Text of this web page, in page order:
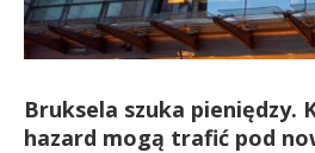
Bruksela szuka pieniędzy.
hazard mogą trafić pod